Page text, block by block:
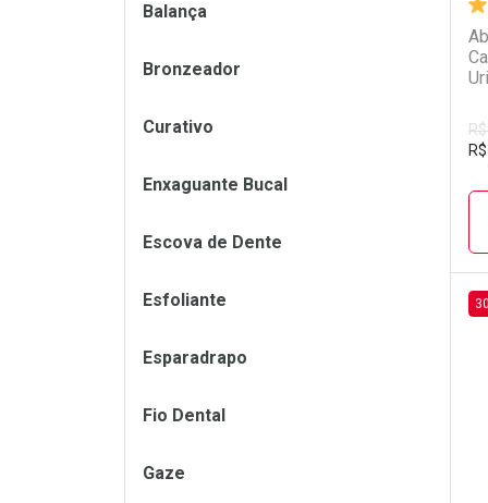
R$
Balança
Bronzeador
Curativo
Enxaguante Bucal
Escova de Dente
Esfoliante
Esparadrapo
Fio Dental
Gaze